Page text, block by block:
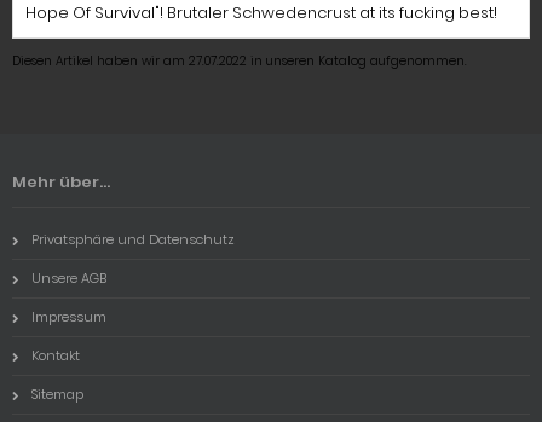
Hope Of Survival"! Brutaler Schwedencrust at its fucking best!
Diesen Artikel haben wir am 27.07.2022 in unseren Katalog aufgenommen.
Mehr über...
Privatsphäre und Datenschutz
Unsere AGB
Impressum
Kontakt
Sitemap